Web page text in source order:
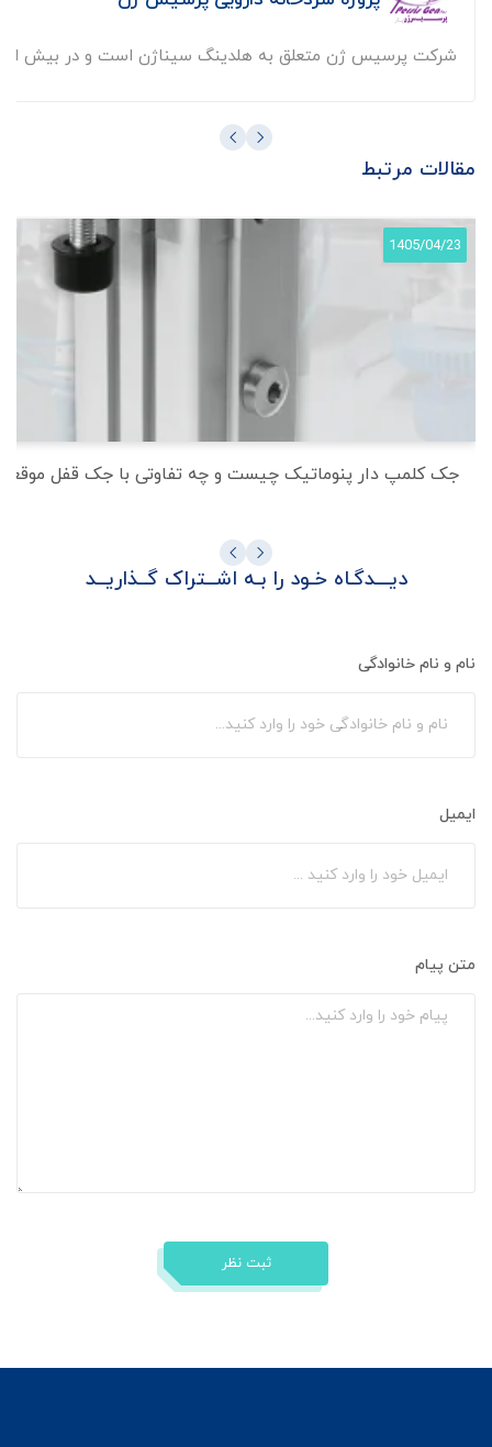
شرکت پرسیس ژن متعلق به هلدینگ سیناژن است و در بیش از
مقالات مرتبط
1405/04/23
جک کلمپ دار پنوماتیک چیست و چه تفاوتی با جک قفل
دیـــدگـاه خـود را بـه اشــتراک گــذاریــد
نام و نام خانوادگی
ایمیل
متن پیام
ثبت نظر